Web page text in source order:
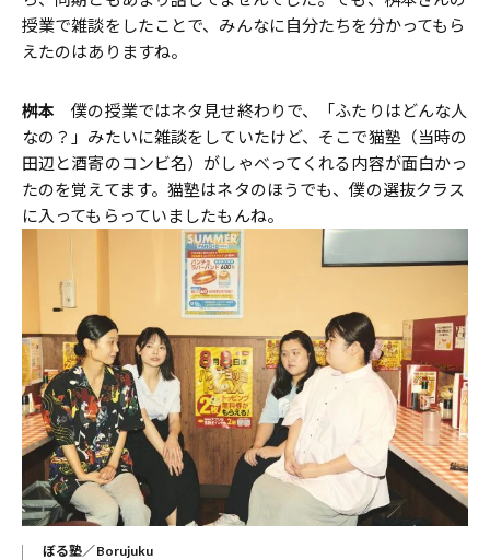
授業で雑談をしたことで、みんなに自分たちを分かってもら
えたのはありますね。
桝本 僕の授業ではネタ見せ終わりで、「ふたりはどんな人
なの？」みたいに雑談をしていたけど、そこで猫塾（当時の
田辺と酒寄のコンビ名）がしゃべってくれる内容が面白かっ
たのを覚えてます。猫塾はネタのほうでも、僕の選抜クラス
に入ってもらっていましたもんね。
ぼる塾／Borujuku